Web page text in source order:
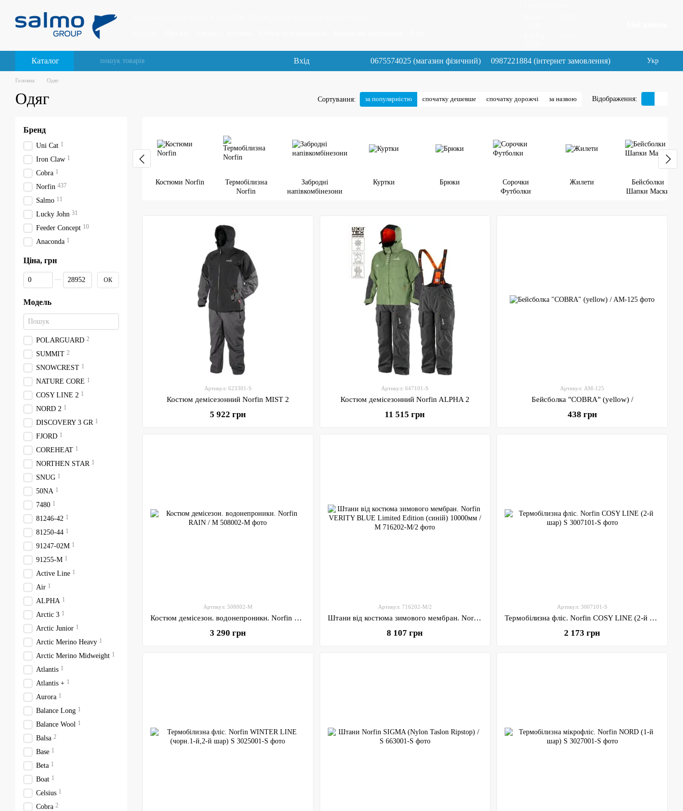
Каталог Вхід 0675574025 (магазин фізичний) 0987221884 (інтернет замовлення) Укр
Головна Одяг
Одяг Сортування: за популярністю спочатку дешевше спочатку дорожчі за назвою Відображення:
Костюми Norfin
Термобілизна
Norfin
Забродні
напівкомбінезони
Куртки Брюки
Сорочки
Футболки
Жилети
Бейсболки
Шапки Маски
Артикул: 623301-S
Костюм демісезонний Norfin MIST 2
5 922 грн
Артикул: 647101-S
Костюм демісезонний Norfin ALPHA 2
11 515 грн
Артикул: AM-125
Бейсболка "COBRA" (yellow) /
438 грн
Артикул: 508002-M
Костюм демісезон. водонепроникн. Norfin RAIN / M
3 290 грн
Артикул: 716202-M/2
Штани від костюма зимового мембран. Norfin VERITY BLUE Limited Edition (синій) 10000мм / M
8 107 грн
Артикул: 3007101-S
Термобілизна фліс. Norfin COSY LINE (2-й шар) S
2 173 грн
Бренд
Uni Cat 1
Iron Claw 1
Cobra 1
Norfin 437
Salmo 11
Lucky John 31
Feeder Concept 10
Anaconda 1
Ціна, грн
Від Ціна, грн
До Ціна, грн
ОК
Модель
POLARGUARD 2
SUMMIT 2
SNOWCREST 1
NATURE CORE 1
COSY LINE 2 1
NORD 2 1
DISCOVERY 3 GR 1
FJORD 1
COREHEAT 1
NORTHEN STAR 1
SNUG 1
50NA 1
7480 1
81246-42 1
81250-44 1
91247-02M 1
91255-M 1
Active Line 1
Air 1
ALPHA 1
Arctic 3 1
Arctic Junior 1
Arctic Merino Heavy 1
Arctic Merino Midweight 1
Atlantis 1
Atlantis + 1
Aurora 1
Balance Long 1
Balance Wool 1
Balsa 2
Base 1
Beta 1
Boat 1
Celsius 1
Cobra 2